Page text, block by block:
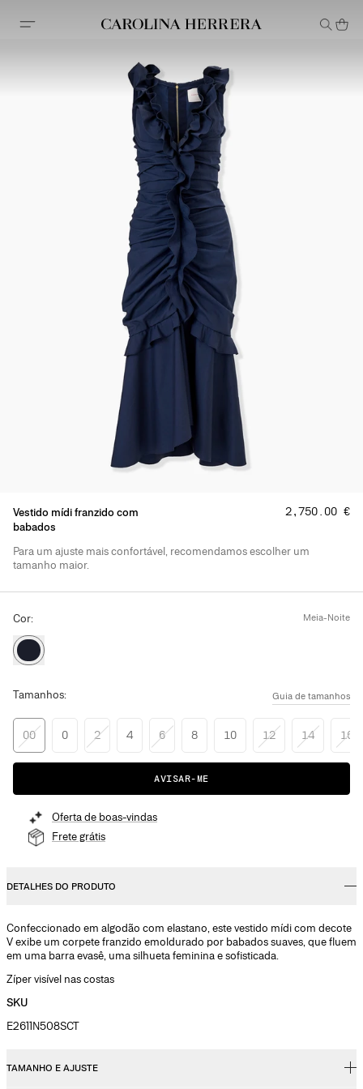
Declaração de acessibilidade
Vestido mídi franzido com
babados
Preço:
‌2,750.00 €
Detalhes do produto
Para um ajuste mais confortável, recomendamos escolher um
tamanho maior.
Cor: meia-noite
Tamanhos: Guia de tamanhos
00 0 2 4 6 8 10 12 14 16
AVISAR-ME
Oferta de boas-vindas
Frete grátis
DETALHES DO PRODUTO
Confeccionado em algodão com elastano, este vestido mídi com decote
V exibe um corpete franzido emoldurado por babados suaves, que fluem
em uma barra evasê, uma silhueta feminina e sofisticada.
Zíper visível nas costas
SKU
E2611N508SCT
TAMANHO E AJUSTE